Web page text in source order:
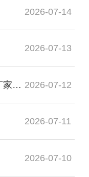
2026-07-14
2026-07-13
阳台洗衣房艺术玻璃加工生产厂家玻璃 2026-07-12
2026-07-11
2026-07-10